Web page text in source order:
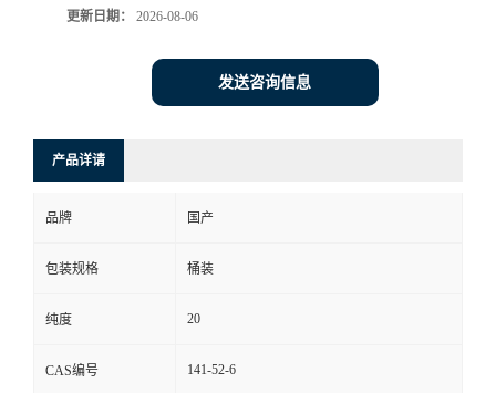
更新日期： 2026-08-06
发送咨询信息
产品详请
品牌 国产
包装规格 桶装
纯度 20
CAS编号 141-52-6